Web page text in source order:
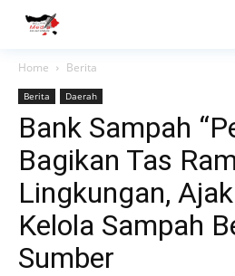
Home Berita
Berita Daerah
Bank Sampah
Bagikan Tas
Lingkungan,
Kelola Sampah
Sumber